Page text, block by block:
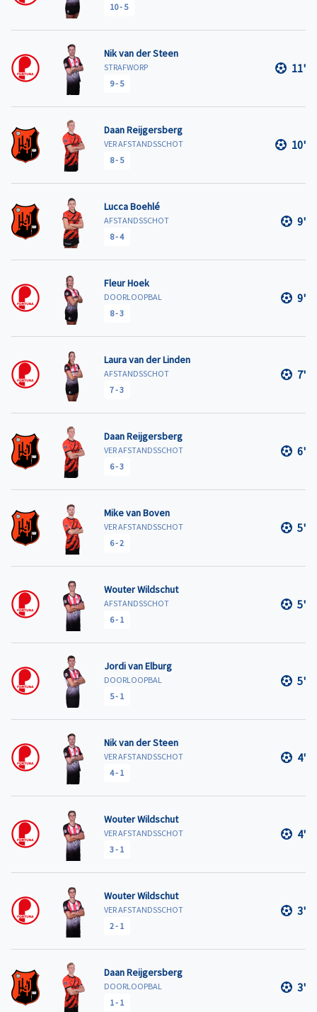
10-5
Nik van der Steen
STRAFWORP
9-5
11'
Daan Reijgersberg
VER AFSTANDSSCHOT
8-5
10'
Lucca Boehlé
AFSTANDSSCHOT
8-4
9'
Fleur Hoek
DOORLOOPBAL
8-3
9'
Laura van der Linden
AFSTANDSSCHOT
7-3
7'
Daan Reijgersberg
VER AFSTANDSSCHOT
6-3
6'
Mike van Boven
VER AFSTANDSSCHOT
6-2
5'
Wouter Wildschut
AFSTANDSSCHOT
6- 1
5'
Jordi van Elburg
DOORLOOPBAL
5- 1
5'
Nik van der Steen
VER AFSTANDSSCHOT
4- 1
4'
Wouter Wildschut
VER AFSTANDSSCHOT
3- 1
4'
Wouter Wildschut
VER AFSTANDSSCHOT
2- 1
3'
Daan Reijgersberg
DOORLOOPBAL
1- 1
3'